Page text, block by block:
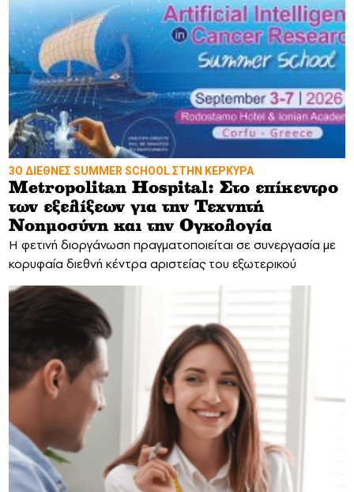
3Ο ΔΙΕΘΝΕΣ SUMMER SCHOOL ΣΤΗΝ ΚΕΡΚΥΡΑ
Metropolitan Hospital: Στο επίκεντρο
των εξελίξεων για την Τεχνητή
Νοημοσύνη και την Ογκολογία
Η φετινή διοργάνωση πραγματοποιείται σε συνεργασία με
κορυφαία διεθνή κέντρα αριστείας του εξωτερικού